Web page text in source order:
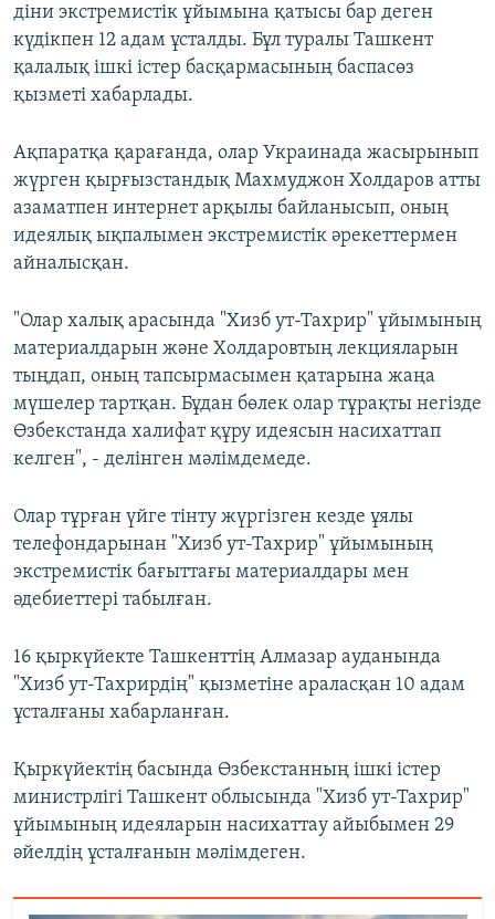
діни экстремистік ұйымына қатысы бар деген
күдікпен 12 адам ұсталды. Бұл туралы Ташкент
қалалық ішкі істер басқармасының баспасөз
қызметі хабарлады.
Ақпаратқа қарағанда, олар Украинада жасырынып
жүрген қырғызстандық Махмуджон Холдаров атты
азаматпен интернет арқылы байланысып, оның
идеялық ықпалымен экстремистік әрекеттермен
айналысқан.
"Олар халық арасында "Хизб ут-Тахрир" ұйымының
материалдарын және Холдаровтың лекцияларын
тыңдап, оның тапсырмасымен қатарына жаңа
мүшелер тартқан. Бұдан бөлек олар тұрақты негізде
Өзбекстанда халифат құру идеясын насихаттап
келген", - делінген мәлімдемеде.
Олар тұрған үйге тінту жүргізген кезде ұялы
телефондарынан "Хизб ут-Тахрир" ұйымының
экстремистік бағыттағы материалдары мен
әдебиеттері табылған.
16 қыркүйекте Ташкенттің Алмазар ауданында
"Хизб ут-Тахрирдің" қызметіне араласқан 10 адам
ұсталғаны хабарланған.
Қыркүйектің басында Өзбекстанның ішкі істер
министрлігі Ташкент облысында "Хизб ут-Тахрир"
ұйымының идеяларын насихаттау айыбымен 29
әйелдің ұсталғанын мәлімдеген.